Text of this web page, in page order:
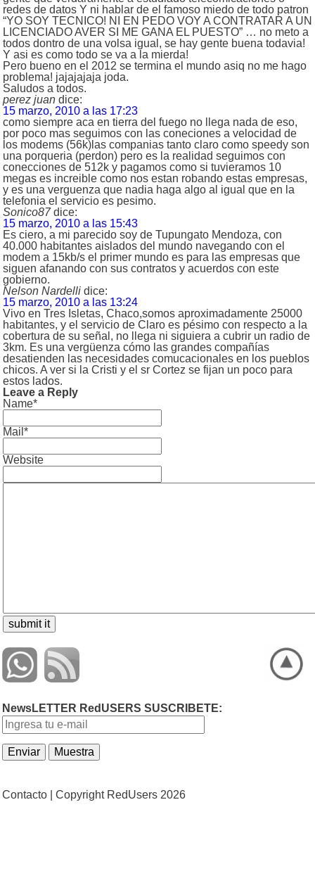
redes de datos Y ni hablar de el famoso miedo de todo patron
“YO SOY TECNICO! NI EN PEDO VOY A CONTRATAR A UN
LICENCIADO AVER SI ME GANA EL PUESTO” … no meto a
todos dontro de una volsa igual, se hay gente buena todavia!
Y asi es como todo se va a la mierda!
Pero bueno en el 2012 se termina el mundo asiq no me hago
problema! jajajajaja joda.
Saludos a todos.
perez juan dice:
15 marzo, 2010 a las 17:23
como siempre aca en tierra del fuego no llega nada de eso,
por poco mas seguimos con las coneciones a velocidad de
los modems (56k)las companias tanto claro como speedy son
una porqueria (perdon) pero es la realidad seguimos con
conecciones de 512k y pagamos como si tuvieramos 10
megas es increible como nos estan robando estas empresas,
y es una verguenza que nadia haga algo al igual que en la
telefonia el servicio es pesimo.
Sonico87 dice:
15 marzo, 2010 a las 15:43
Es ciero, a mi parecido soy de Tupungato Mendoza, con
40.000 habitantes aislados del mundo navegando con el
modem a 15kb/s el primer mundo es para las empresas que
siguen afanando con sus contratos y acuerdos con este
gobierno.
Nelson Nardelli dice:
15 marzo, 2010 a las 13:24
Vivo en Tres Isletas, Chaco,somos aproximadamente 25000
habitantes, y el servicio de Claro es pésimo con respecto a la
cobertura de su señal, no llega ni siguiera a cubrir un radio de
3km. Es una vergüenza cómo las grandes compañías
desatienden las necesidades comucacionales en los pueblos
chicos. A ver si la Cristi y el sr Cortez se fijan un poco para
estos lados.
Leave a Reply
Name*
Mail*
Website
NewsLETTER RedUSERS SUSCRIBETE:
Contacto | Copyright RedUsers 2026